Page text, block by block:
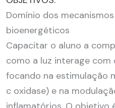
Domínio dos
bioenergéticos
Capacitar o aluno a
como a luz interage
focando na estimulação
c oxidase) e na